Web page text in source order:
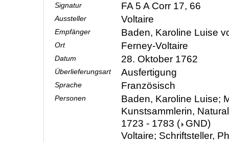
Signatur
FA 5 A Corr 17, 66
Aussteller Voltaire
Empfänger Baden, Karoline Luise
Ort Ferney-Voltaire
Datum 28. Oktober 1762
Überlieferungsart Ausfertigung
Sprache Französisch
Personen
Baden, Karoline Luise;
Kunstsammlerin,
1723 - 1783 ( GND)
Voltaire; Schriftsteller,